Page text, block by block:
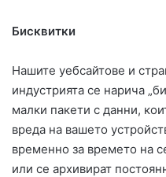
Бисквитки
Нашите уебсайтове и
индустрията се нарича
малки пакети с данни,
вреда на вашето
временно за времето на
или се архивират